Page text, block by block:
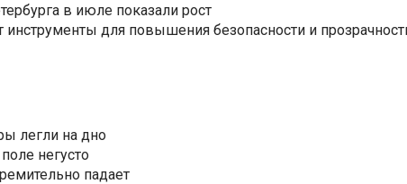
в июле показали рост
для повышения безопасности и
легли на дно
негусто
падает